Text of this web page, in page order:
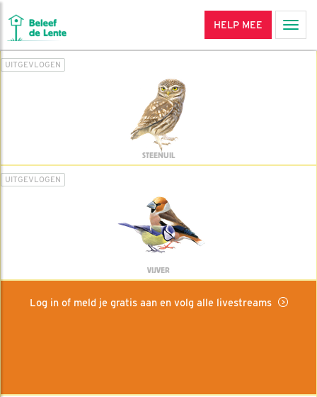
HELP MEE
UITGEVLOGEN
STEENUIL
UITGEVLOGEN
VIJVER
Log in of meld je gratis aan en volg alle livestreams